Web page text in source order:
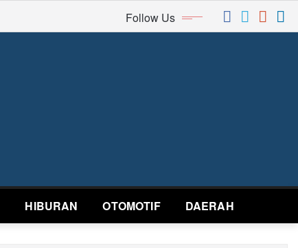
Follow Us
HIBURAN OTOMOTIF DAERAH